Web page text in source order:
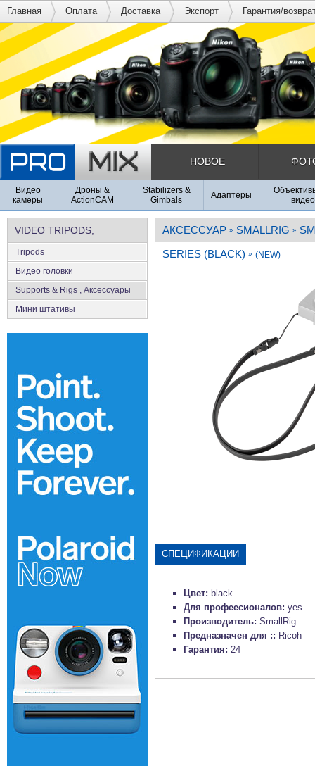
Главная Оплата Доставка Экспорт Гарантия/
НОВОЕ
Видео
камеры
Дроны &
ActionCAM
Stabilizers &
Gimbals
Адаптеры
VIDEO TRIPODS,
SUPPORTS & RIGS
Tripods
Видео головки
Supports & Rigs , Аксеcсуары
Мини штативы
АКСЕССУАР » SMALLRIG »
SERIES (BLACK) » (NEW)
СПЕЦИФИКАЦИИ
Цвет: black
Для профеесионалов: yes
Производитель: SmallRig
Предназначен для :: Ricoh
Гарантия: 24